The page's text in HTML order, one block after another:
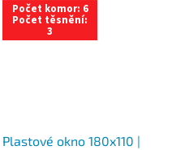
Počet komor: 6
Počet těsnění:
3
Plastové okno 180x110 |